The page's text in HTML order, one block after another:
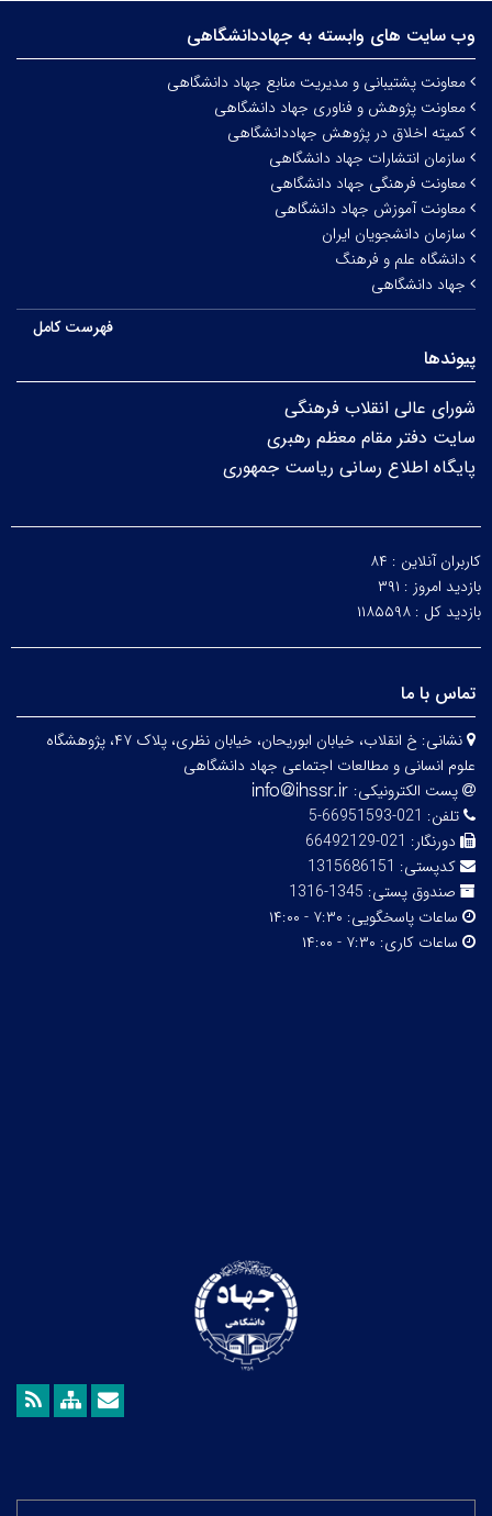
وب سایت های وابسته به جهاددانشگاهی
معاونت پشتیبانی و مدیریت منابع جهاد دانشگاهی
معاونت پژوهش و فناوری جهاد دانشگاهی
کمیته اخلاق در پژوهش جهاددانشگاهی
سازمان انتشارات جهاد دانشگاهی
معاونت فرهنگی جهاد دانشگاهی
معاونت آموزش جهاد دانشگاهی
سازمان دانشجویان ایران
دانشگاه علم و فرهنگ
جهاد دانشگاهی
فهرست کامل
پیوندها
شورای عالی انقلاب فرهنگی
سایت دفتر مقام معظم رهبری
پایگاه اطلاع رسانی ریاست جمهوری
کاربران آنلاین : ۸۴
بازدید امروز : ۳۹۱
بازدید کل : ۱۱۸۵۵۹۸
تماس با ما
نشانی:
خ انقلاب، خیابان ابوریحان، خیابان نظری، پلاک ۴۷، پژوهشگاه
علوم انسانی و مطالعات اجتماعی جهاد دانشگاهی
پست الکترونیکی:
تلفن: 021-66951593-5
دورنگار: 021-66492129
کدپستی: 1315686151
صندوق پستی: 1345-1316
ساعات پاسخگویی: ۷:۳۰ - ۱۴:۰۰
ساعات کاری: ۷:۳۰ - ۱۴:۰۰